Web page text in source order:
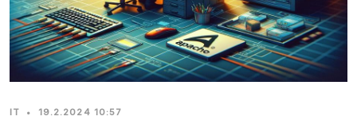
IT • 19.2.2024 10:57